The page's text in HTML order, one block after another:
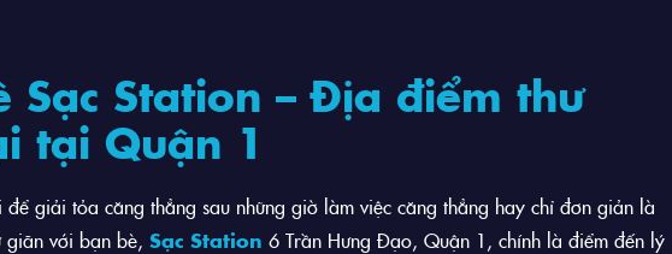
Sạc Station – Địa điểm thư
tại Quận 1
giải tỏa căng thẳng sau những giờ làm việc căng thẳng hay chỉ đơn giản là
giãn với bạn bè, Sạc Station 6 Trần Hưng Đạo, Quận 1, chính là điểm đến lý